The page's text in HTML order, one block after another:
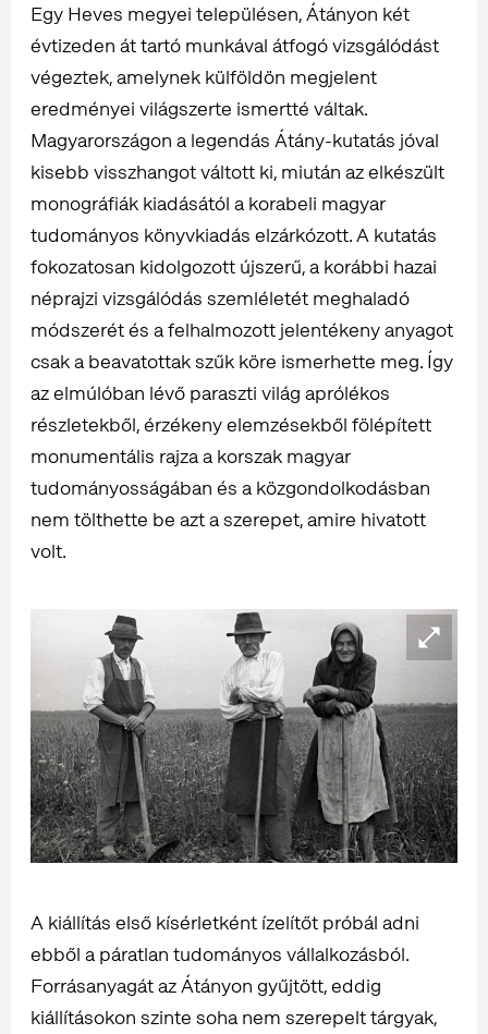
Egy Heves megyei településen, Átányon két
évtizeden át tartó munkával átfogó vizsgálódást
végeztek, amelynek külföldön megjelent
eredményei világszerte ismertté váltak.
Magyarországon a legendás Átány-kutatás jóval
kisebb visszhangot váltott ki, miután az elkészült
monográfiák kiadásától a korabeli magyar
tudományos könyvkiadás elzárkózott. A kutatás
fokozatosan kidolgozott újszerű, a korábbi hazai
néprajzi vizsgálódás szemléletét meghaladó
módszerét és a felhalmozott jelentékeny anyagot
csak a beavatottak szűk köre ismerhette meg. Így
az elmúlóban lévő paraszti világ aprólékos
részletekből, érzékeny elemzésekből fölépített
monumentális rajza a korszak magyar
tudományosságában és a közgondolkodásban
nem tölthette be azt a szerepet, amire hivatott
volt.
A kiállítás első kísérletként ízelítőt próbál adni
ebből a páratlan tudományos vállalkozásból.
Forrásanyagát az Átányon gyűjtött, eddig
kiállításokon szinte soha nem szerepelt tárgyak,